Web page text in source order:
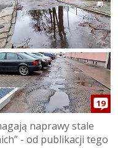
19
naprawy stale
- od publikacji tego